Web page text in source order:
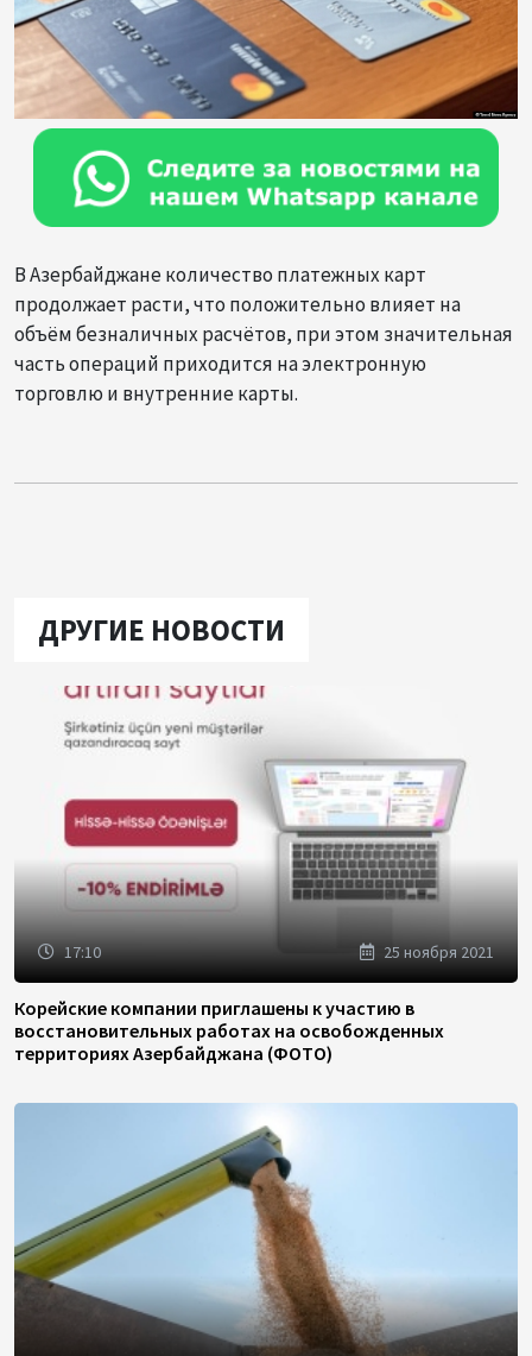
В Азербайджане количество платежных карт
продолжает расти, что положительно влияет на
объём безналичных расчётов, при этом значительная
часть операций приходится на электронную
торговлю и внутренние карты.
ДРУГИЕ НОВОСТИ
17:10 25 ноября 2021
Корейские компании приглашены к участию в
восстановительных работах на освобожденных
территориях Азербайджана (ФОТО)